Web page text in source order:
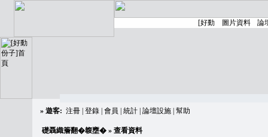
» 遊客: 注冊 登錄 會員 統計 論壇設施 幫助
礎聶織簷翻�䪖壅� » 查看資料